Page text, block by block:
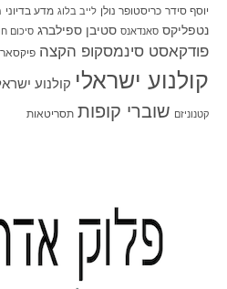
יוסף סידר כריסטופר נולן לייב בלוג מדע בדיוני
נטפליקס סאנדאנס סטיבן ספילברג סיכום
פודקאסט סינמסקופ הקצה פיקסאר
קולנוע ישראלי קולנוע
קטנוניזם שוברי קופות תסריטאות